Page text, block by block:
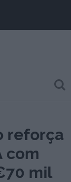
reforça
com
mil